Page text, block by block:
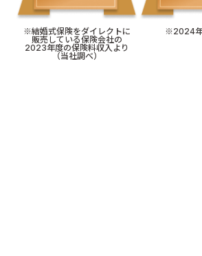
※結婚式保険をダイレクトに
販売している保険会社の
2023年度の保険料収入より
（当社調べ）
※2024年